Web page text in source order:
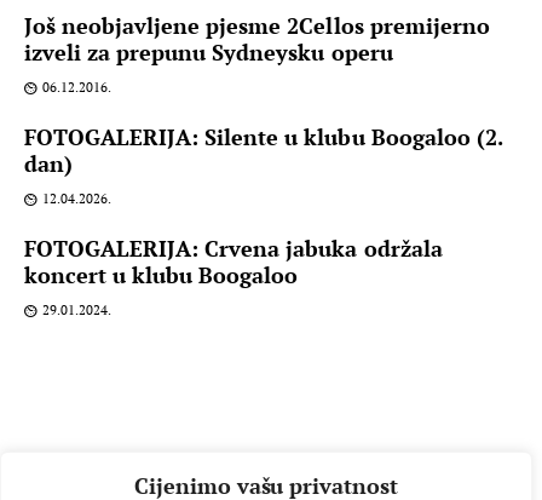
Cijenimo vašu privatnost
Još neobjavljene pjesme 2Cellos premijerno
izveli za prepunu Sydneysku operu
06.12.2016.
FOTOGALERIJA: Silente u klubu Boogaloo (2.
dan)
12.04.2026.
FOTOGALERIJA: Crvena jabuka održala
koncert u klubu Boogaloo
29.01.2024.